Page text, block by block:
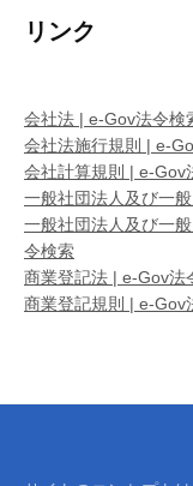
リンク
会社法 | e-Gov法令検
会社法施行規則 | e-
会社計算規則 | e-Gov
一般社団法人及び一
一般社団法人及び一
令検索
商業登記法 | e-Gov法
商業登記規則 | e-Gov